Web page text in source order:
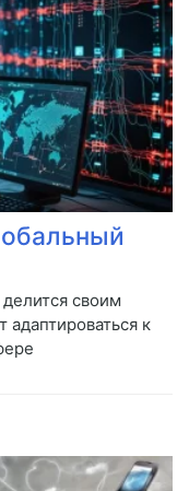
своим
к